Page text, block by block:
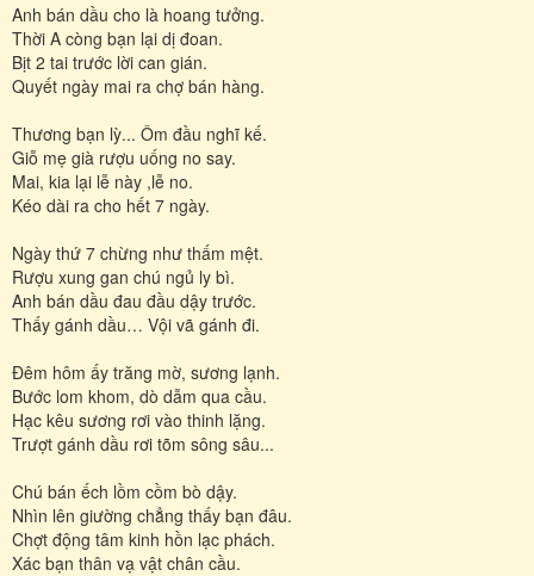
Anh bán dầu cho là hoang tưởng.
Thời A còng bạn lại dị đoan.
Bịt 2 tai trước lời can gián.
Quyết ngày mai ra chợ bán hàng.
Thương bạn lỳ... Ôm đầu nghĩ kế.
Giỗ mẹ già rượu uống no say.
Mai, kia lại lễ này ,lễ no.
Kéo dài ra cho hết 7 ngày.
Ngày thứ 7 chừng như thấm mệt.
Rượu xung gan chú ngủ ly bì.
Anh bán dầu đau đầu dậy trước.
Thấy gánh dầu… Vội vã gánh đi.
Đêm hôm ấy trăng mờ, sương lạnh.
Bước lom khom, dò dẫm qua cầu.
Hạc kêu sương rơi vào thinh lặng.
Trượt gánh dầu rơi tõm sông sâu...
Chú bán ếch lồm cồm bò dậy.
Nhìn lên giường chẳng thấy bạn đâu.
Chợt động tâm kinh hồn lạc phách.
Xác bạn thân vạ vật chân cầu.